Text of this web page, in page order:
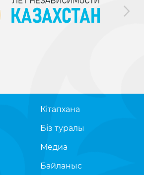
Кітапхана
Біз туралы
Медиа
Байланыс